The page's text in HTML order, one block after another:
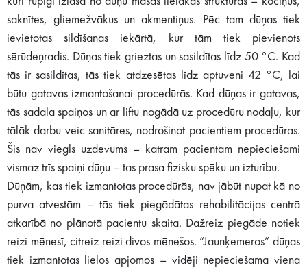
saknītes, gliemežvākus un akmentiņus. Pēc tam dūņas tiek
ievietotas sildīšanas iekārtā, kur tām tiek pievienots
sērūdeņradis. Dūņas tiek grieztas un sasildītas līdz 50 °C. Kad
tās ir sasildītas, tās tiek atdzesētas līdz aptuveni 42 °C, lai
būtu gatavas izmantošanai procedūrās. Kad dūņas ir gatavas,
tās sadala spaiņos un ar liftu nogādā uz procedūru nodaļu, kur
tālāk darbu veic sanitāres, nodrošinot pacientiem procedūras.
Šis nav viegls uzdevums – katram pacientam nepieciešami
vismaz trīs spaiņi dūņu – tas prasa fizisku spēku un izturību.
Dūņām, kas tiek izmantotas procedūrās, nav jābūt nupat kā no
purva atvestām – tās tiek piegādātas rehabilitācijas centrā
atkarībā no plānotā pacientu skaita. Dažreiz piegāde notiek
reizi mēnesī, citreiz reizi divos mēnešos. “Jaunķemeros” dūņas
tiek izmantotas lielos apjomos – vidēji nepieciešama viena